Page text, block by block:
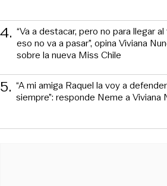
4. “Va a destacar, pero no para llegar
eso no va a pasar”, opina Viviana
sobre la nueva Miss Chile
5. “A mi amiga Raquel la voy a defender
siempre”: responde Neme a Viviana